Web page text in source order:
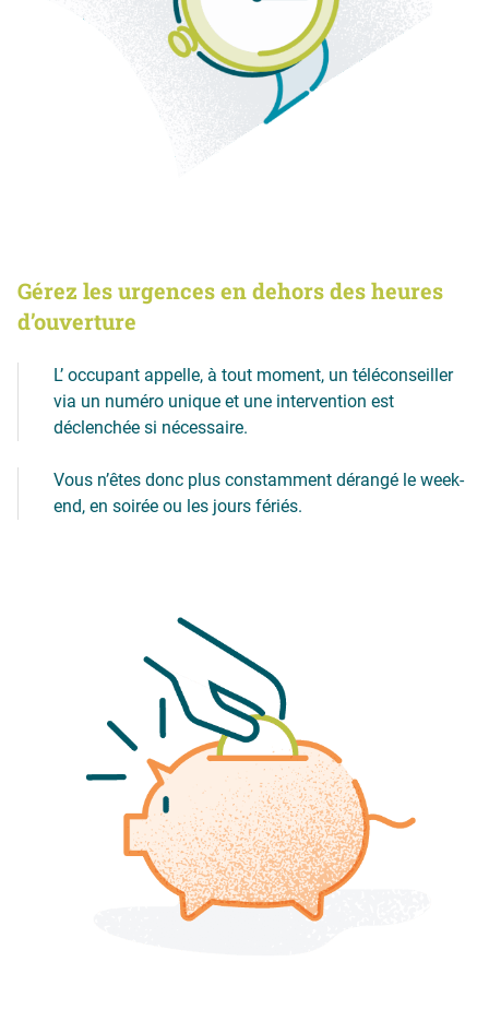
Gérez les urgences en dehors des heures
d’ouverture
L’ occupant appelle, à tout moment, un téléconseiller
via un numéro unique et une intervention est
déclenchée si nécessaire.
Vous n’êtes donc plus constamment dérangé le week-
end, en soirée ou les jours fériés.